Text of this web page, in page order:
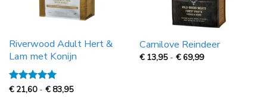
Riverwood Adult Hert &
Lam met Konijn
Gewaardeerd
€ 21,60 - €83,95Prijsklasse:
Carnilove Reindeer
€ 13,95 - €69,99Prijsklasse: